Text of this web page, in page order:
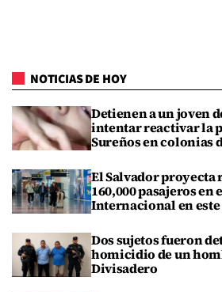
NOTICIAS DE HOY
Detienen a un joven
intentar reactivar la
Sureños en colonias
El Salvador
160,000 pasajeros en
Internacional en
Dos sujetos fueron
homicidio de un
Divisadero